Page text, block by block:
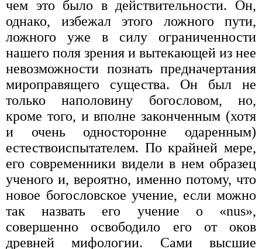
чем это было в действительности. Он,
однако, избежал этого ложного пути,
ложного уже в силу ограниченно­сти
нашего поля зрения и вытекающей из нее
невоз­можности познать предначертания
мироправящего су­щества. Он был не
только наполовину богословом, но,
кроме того, и вполне законченным (хотя
и очень од­носторонне одаренным)
естествоиспытателем. По крайней мере,
его современники видели в нем обра­зец
ученого и, вероятно, именно потому, что
новое бо­гословское учение, если можно
так назвать его учение о «nus»,
совершенно освободило его от оков
древней мифологии. Сами высшие